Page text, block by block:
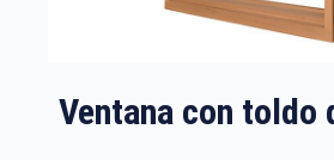
Ventana con toldo